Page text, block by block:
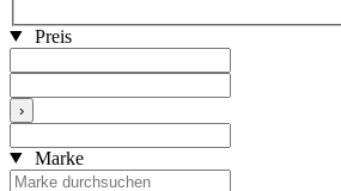
Preis
›
Marke